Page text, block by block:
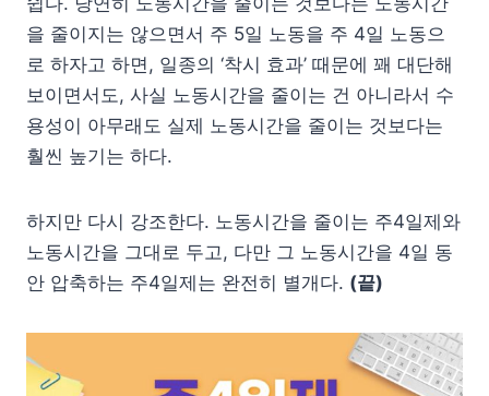
을 줄이지는 않으면서 주 5일 노동을 주 4일 노동으
로 하자고 하면, 일종의 ‘착시 효과’ 때문에 꽤 대단해
보이면서도, 사실 노동시간을 줄이는 건 아니라서 수
용성이 아무래도 실제 노동시간을 줄이는 것보다는
훨씬 높기는 하다.
하지만 다시 강조한다. 노동시간을 줄이는 주4일제와
노동시간을 그대로 두고, 다만 그 노동시간을 4일 동
안 압축하는 주4일제는 완전히 별개다. (끝)